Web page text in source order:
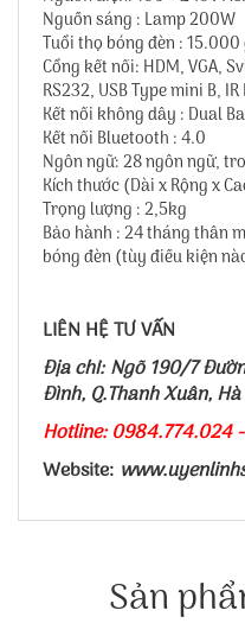
Nguồn sáng : Lamp 200W
Tuổi thọ bóng đèn :
Cổng kết nối: HDM, VGA,
RS232, USB Type mini B,
Kết nối không dây : Dual
Kết nối Bluetooth : 4.0
Ngôn ngữ: 28 ngôn ngữ,
Kích thước (Dài x Rộng x
Trọng lượng : 2,5kg
Bảo hành : 24 tháng thân
bóng đèn (tùy điều kiện
LIÊN HỆ TƯ VẤN
Địa chỉ: Ngõ 190/7
Đình, Q.Thanh Xuân,
Hotline: 0984.774.024
Website:
Sản